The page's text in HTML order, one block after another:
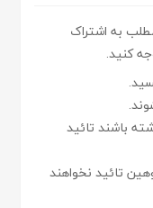
به اشتراک
کنید.
باشند تائید
تائید نخواهند